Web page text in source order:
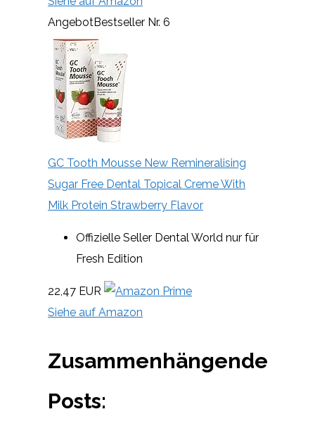
AngebotBestseller Nr. 6
GC Tooth Mousse New Remineralising
Sugar Free Dental Topical Creme With
Milk Protein Strawberry Flavor
Offizielle Seller Dental World nur für
Fresh Edition
22,47 EUR
Siehe auf Amazon
Zusammenhängende
Posts: